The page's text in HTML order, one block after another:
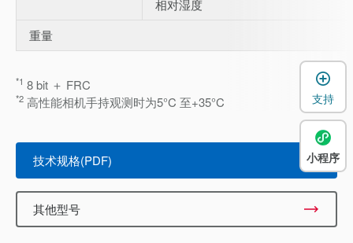
相对湿度
重量
*1 8 bit ＋ FRC
*2 高性能相机手持观测时为5°C 至+35°C
技术规格(PDF)
其他型号
支持
小程序